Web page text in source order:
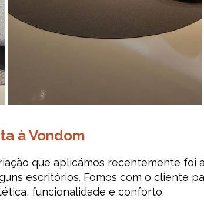
à Vondom
que aplicámos recentemente foi
escritórios. Fomos com o cliente
funcionalidade e conforto.